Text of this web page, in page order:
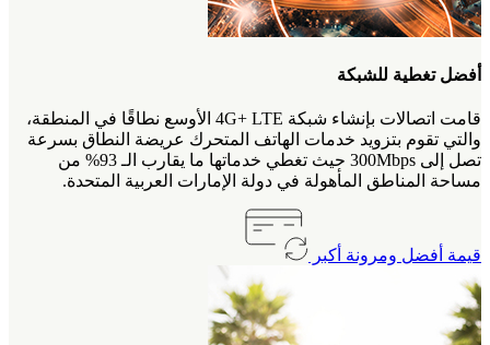
أفضل تغطية للشبكة
قامت اتصالات بإنشاء شبكة 4G+ LTE الأوسع نطاقًا في المنطقة،
والتي تقوم بتزويد خدمات الهاتف المتحرك عريضة النطاق بسرعة
تصل إلى 300Mbps حيث تغطي خدماتها ما يقارب الـ 93% من
مساحة المناطق المأهولة في دولة الإمارات العربية المتحدة.
قيمة أفضل ومرونة أكبر